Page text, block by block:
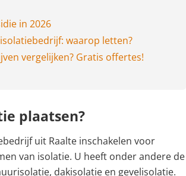
in 2026
waarop letten?
vergelijken? Gratis offertes!
plaatsen?
uit Raalte inschakelen voor
van isolatie. U heeft onder andere de
dakisolatie en gevelisolatie.